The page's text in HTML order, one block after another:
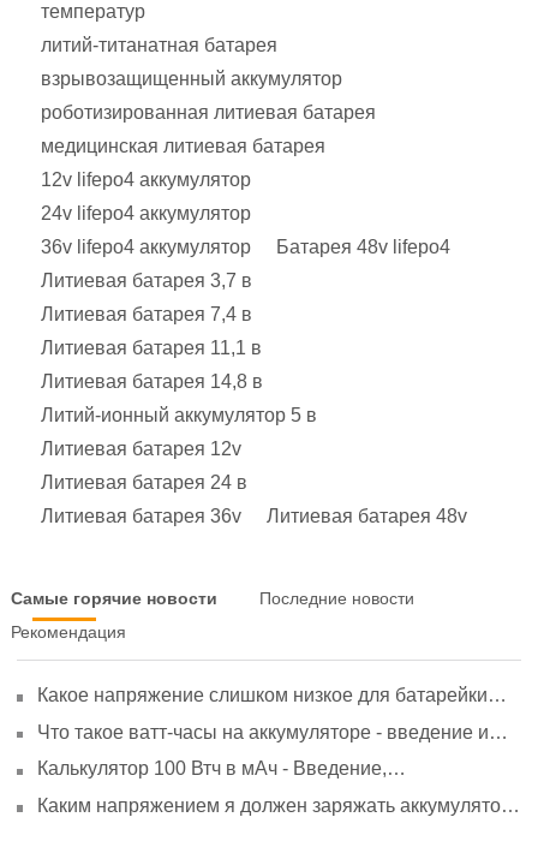
температур
литий-титанатная батарея
взрывозащищенный аккумулятор
роботизированная литиевая батарея
медицинская литиевая батарея
12v lifepo4 аккумулятор
24v lifepo4 аккумулятор
36v lifepo4 аккумулятор
Батарея 48v lifepo4
Литиевая батарея 3,7 в
Литиевая батарея 7,4 в
Литиевая батарея 11,1 в
Литиевая батарея 14,8 в
Литий-ионный аккумулятор 5 в
Литиевая батарея 12v
Литиевая батарея 24 в
Литиевая батарея 36v
Литиевая батарея 48v
Самые горячие новости
Последние новости
Рекомендация
Какое напряжение слишком низкое для батарейки
старение
Что такое ватт-часы на аккумуляторе - введение и
Калькулятор 100 Втч в мАч - Введение,
Каким напряжением я должен заряжать аккумулятор